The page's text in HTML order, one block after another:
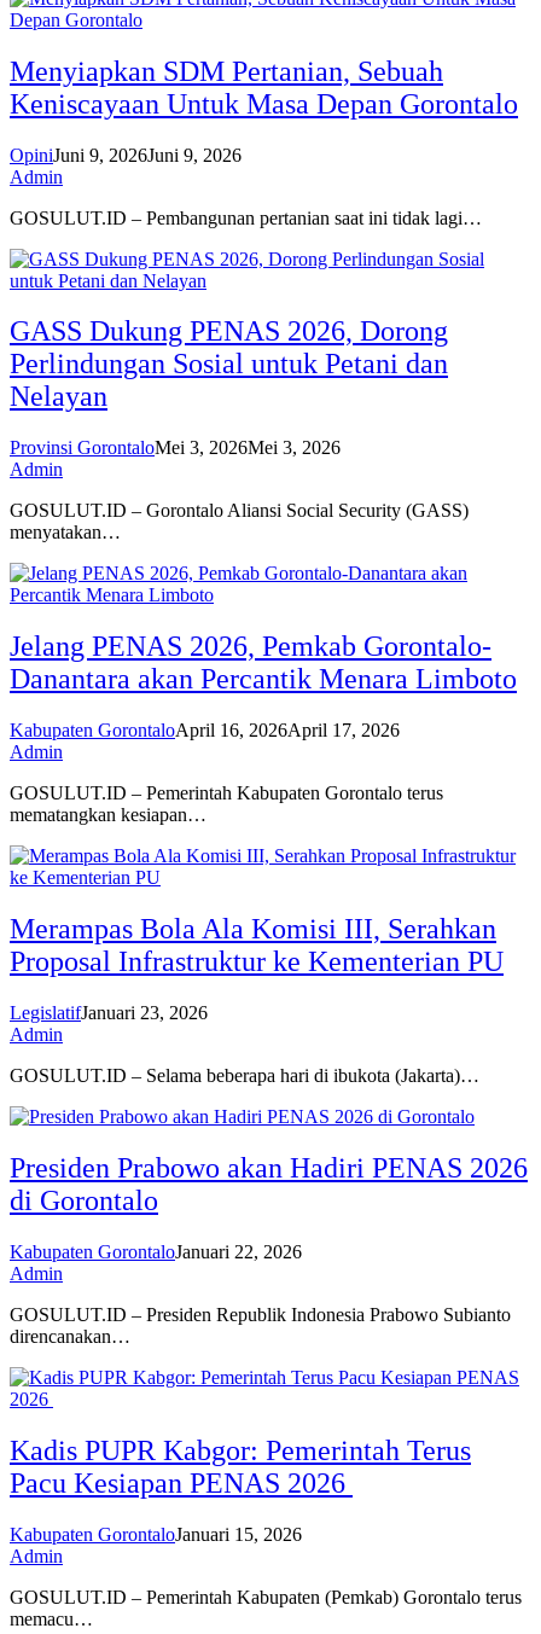
Menyiapkan SDM Pertanian, Sebuah
Keniscayaan Untuk Masa Depan Gorontalo
OpiniJuni 9, 2026Juni 9, 2026
Admin
GOSULUT.ID – Pembangunan pertanian saat ini tidak lagi…
GASS Dukung PENAS 2026, Dorong
Perlindungan Sosial untuk Petani dan
Nelayan
Provinsi GorontaloMei 3, 2026Mei 3, 2026
Admin
GOSULUT.ID – Gorontalo Aliansi Social Security (GASS)
menyatakan…
Jelang PENAS 2026, Pemkab Gorontalo-
Danantara akan Percantik Menara Limboto
Kabupaten GorontaloApril 16, 2026April 17, 2026
Admin
GOSULUT.ID – Pemerintah Kabupaten Gorontalo terus
mematangkan kesiapan…
Merampas Bola Ala Komisi III, Serahkan
Proposal Infrastruktur ke Kementerian PU
LegislatifJanuari 23, 2026
Admin
GOSULUT.ID – Selama beberapa hari di ibukota (Jakarta)…
Presiden Prabowo akan Hadiri PENAS 2026
di Gorontalo
Kabupaten GorontaloJanuari 22, 2026
Admin
GOSULUT.ID – Presiden Republik Indonesia Prabowo Subianto
direncanakan…
Kadis PUPR Kabgor: Pemerintah Terus
Pacu Kesiapan PENAS 2026
Kabupaten GorontaloJanuari 15, 2026
Admin
GOSULUT.ID – Pemerintah Kabupaten (Pemkab) Gorontalo terus
memacu…